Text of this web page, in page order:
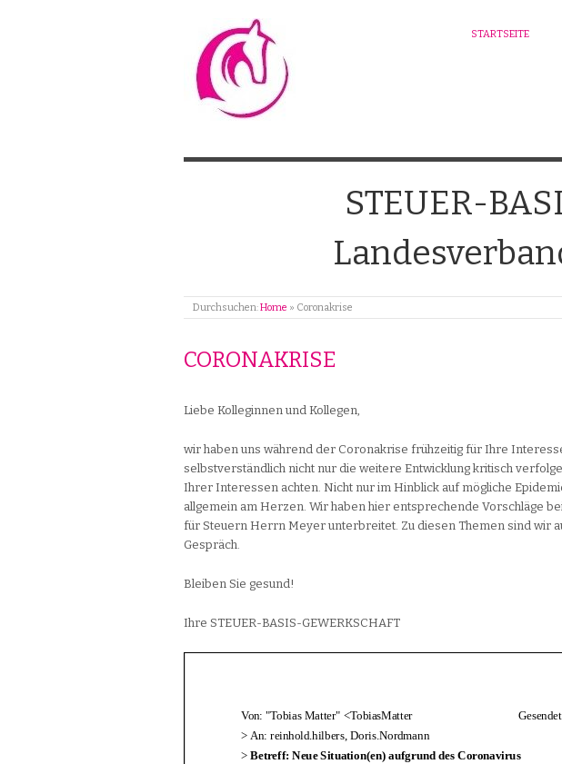
STARTSEITE
STEUER-
Durchsuchen:Home » Coronakrise
CORONAKRISE
Liebe Kolleginnen und Kollegen,
wir haben uns während der Coronakrise frühzeitig für Ihre
selbstverständlich nicht nur die weitere Entwicklung kritisch
Ihrer Interessen achten. Nicht nur im Hinblick auf mögliche
allgemein am Herzen. Wir haben hier entsprechende Vorschläge
für Steuern Herrn Meyer unterbreitet. Zu diesen Themen sind wir
Gespräch.
Bleiben Sie gesund!
Ihre STEUER-BASIS-GEWERKSCHAFT